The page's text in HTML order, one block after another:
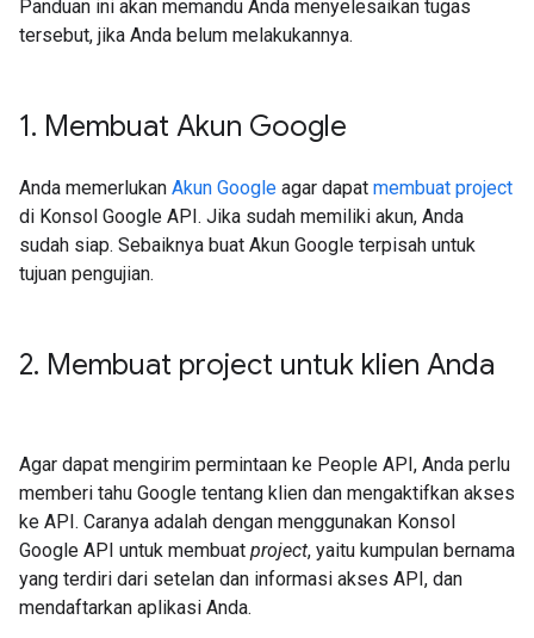
Panduan ini akan memandu Anda menyelesaikan tugas
tersebut, jika Anda belum melakukannya.
1. Membuat Akun Google
Anda memerlukan Akun Google agar dapat membuat project
di Konsol Google API. Jika sudah memiliki akun, Anda
sudah siap. Sebaiknya buat Akun Google terpisah untuk
tujuan pengujian.
2. Membuat project untuk klien Anda
Agar dapat mengirim permintaan ke People API, Anda perlu
memberi tahu Google tentang klien dan mengaktifkan akses
ke API. Caranya adalah dengan menggunakan Konsol
Google API untuk membuat project, yaitu kumpulan bernama
yang terdiri dari setelan dan informasi akses API, dan
mendaftarkan aplikasi Anda.